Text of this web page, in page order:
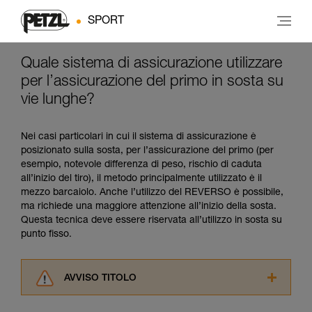
SPORT
Quale sistema di assicurazione utilizzare
per l’assicurazione del primo in sosta su
vie lunghe?
Nei casi particolari in cui il sistema di assicurazione è
posizionato sulla sosta, per l’assicurazione del primo (per
esempio, notevole differenza di peso, rischio di caduta
all’inizio del tiro), il metodo principalmente utilizzato è il
mezzo barcaiolo. Anche l’utilizzo del REVERSO è possibile,
ma richiede una maggiore attenzione all’inizio della sosta.
Questa tecnica deve essere riservata all’utilizzo in sosta su
punto fisso.
AVVISO TITOLO